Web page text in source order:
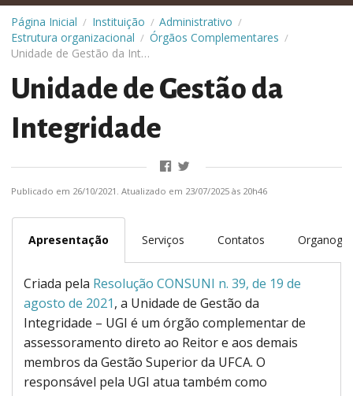
Página Inicial / Instituição / Administrativo /
Estrutura organizacional / Órgãos Complementares /
Unidade de Gestão da Integridade
Unidade de Gestão da
Integridade
Publicado em 26/10/2021. Atualizado em 23/07/2025 às 20h46
Apresentação Serviços Contatos
Criada pela Resolução CONSUNI n. 39, de 19 de
agosto de 2021, a Unidade de Gestão da
Integridade – UGI é um órgão complementar de
assessoramento direto ao Reitor e aos demais
membros da Gestão Superior da UFCA. O
responsável pela UGI atua também como